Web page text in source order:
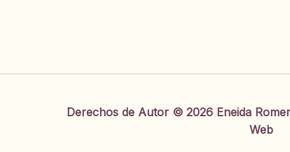
Derechos de Autor © 2026 Eneida
Web